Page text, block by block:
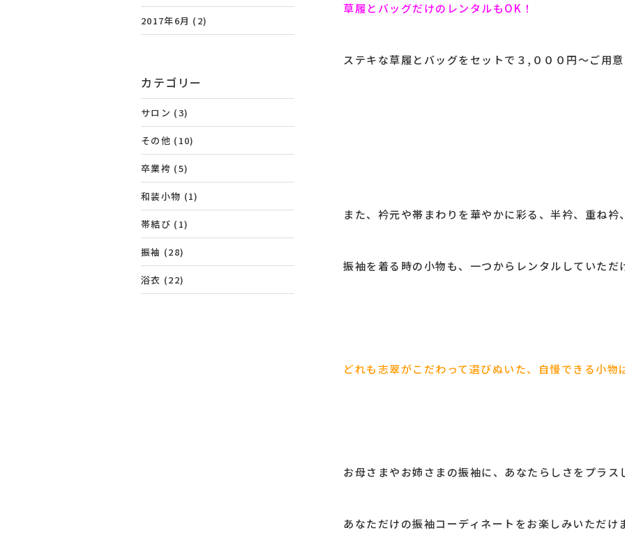
草履とバッグだけのレンタルもOK！
ステキな草履とバッグをセットで３,０００円～ご用
また、衿元や帯まわりを華やかに彩る、半衿、重ね衿
振袖を着る時の小物も、一つからレンタルしていただ
どれも志翠がこだわって選びぬいた、自慢できる小物
お母さまやお姉さまの振袖に、あなたらしさをプラス
あなただけの振袖コーディネートをお楽しみいただけ
2017年6月 (2)
カテゴリー
サロン (3)
その他 (10)
卒業袴 (5)
和装小物 (1)
帯結び (1)
振袖 (28)
浴衣 (22)